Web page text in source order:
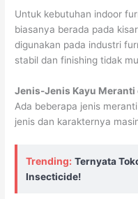
Untuk kebutuhan indoor
biasanya berada pada
digunakan pada industri
stabil dan finishing tidak
Jenis-Jenis Kayu
Ada beberapa jenis
jenis dan karakternya
Trending: Ternyata
Insecticide!